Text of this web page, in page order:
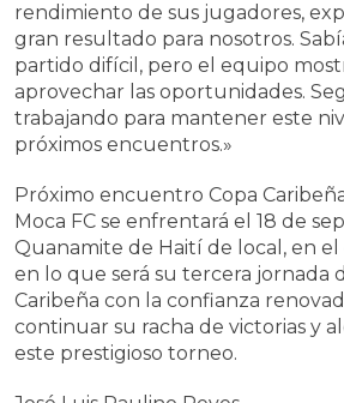
rendimiento de sus jugadores,
gran resultado para nosotros.
partido difícil, pero el equipo
aprovechar las oportunidades.
trabajando para mantener este
próximos encuentros.»
Próximo encuentro Copa
Moca FC se enfrentará el 18 de
Quanamite de Haití de local, en el
en lo que será su tercera jornada
Caribeña con la confianza
continuar su racha de victorias y
este prestigioso torneo.